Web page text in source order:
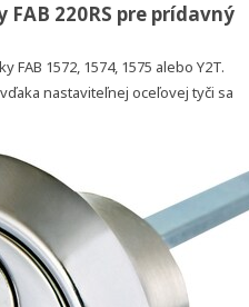
220RS pre prídavný
1572, 1574, 1575 alebo Y2T.
nastaviteľnej oceľovej tyči sa